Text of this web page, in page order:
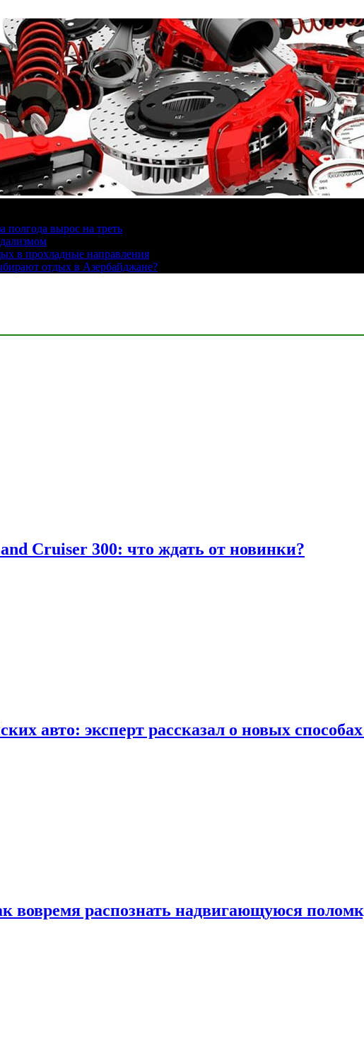
вырос на треть
в прохладные направления
отдых в Азербайджане?
Cruiser 300: что ждать от новинки?
авто: эксперт рассказал о новых
вовремя распознать надвигающуюся